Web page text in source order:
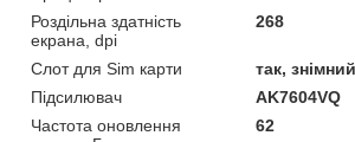
Роздільна здатність
екрана, dpi
268
Слот для Sim карти
так, знімний
Підсилювач
AK7604VQ
Частота оновлення
62